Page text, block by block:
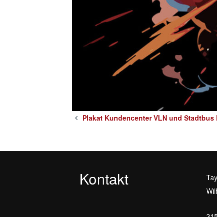
Plakat Kundencenter VLN und Stadtbus
Kontakt